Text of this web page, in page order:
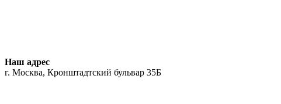
Наш адрес
г. Москва, Кронштадтский бульвар 35Б